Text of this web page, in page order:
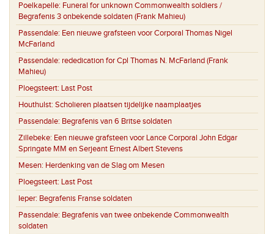
Poelkapelle: Funeral for unknown Commonwealth soldiers /
Begrafenis 3 onbekende soldaten (Frank Mahieu)
Passendale: Een nieuwe grafsteen voor Corporal Thomas Nigel
McFarland
Passendale: rededication for Cpl Thomas N. McFarland (Frank
Mahieu)
Ploegsteert: Last Post
Houthulst: Scholieren plaatsen tijdelijke naamplaatjes
Passendale: Begrafenis van 6 Britse soldaten
Zillebeke: Een nieuwe grafsteen voor Lance Corporal John Edgar
Springate MM en Serjeant Ernest Albert Stevens
Mesen: Herdenking van de Slag om Mesen
Ploegsteert: Last Post
Ieper: Begrafenis Franse soldaten
Passendale: Begrafenis van twee onbekende Commonwealth
soldaten